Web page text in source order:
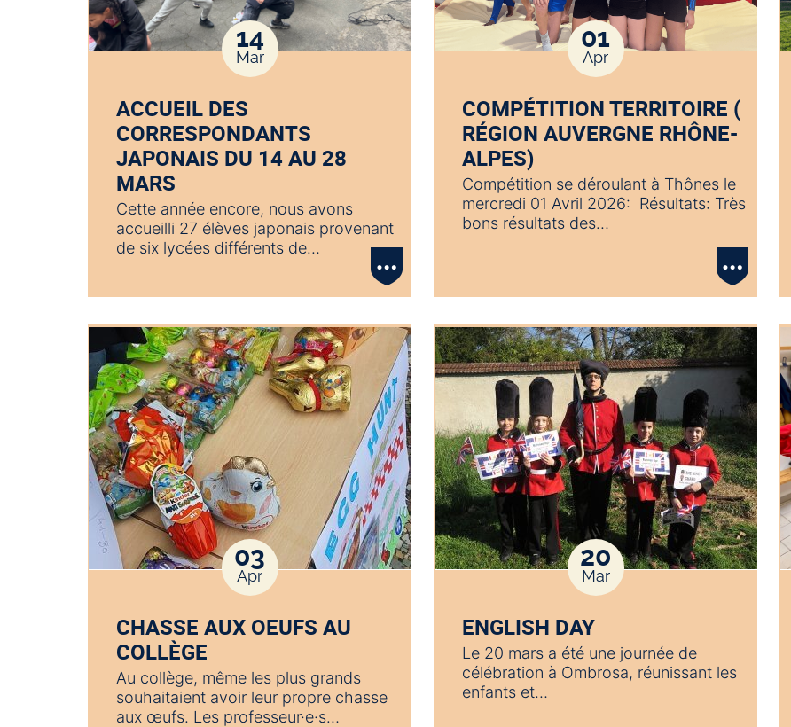
14
Mar
ACCUEIL DES
CORRESPONDANTS
JAPONAIS DU 14 AU 28
MARS
Cette année encore, nous avons
accueilli 27 élèves japonais provenant
de six lycées différents de…
01
Apr
COMPÉTITION TERRITOIRE (
RÉGION AUVERGNE RHÔNE-
ALPES)
Compétition se déroulant à Thônes le
mercredi 01 Avril 2026: Résultats: Très
bons résultats des…
03
Apr
CHASSE AUX OEUFS AU
COLLÈGE
Au collège, même les plus grands
souhaitaient avoir leur propre chasse
aux œufs. Les professeur·e·s…
20
Mar
ENGLISH DAY
Le 20 mars a été une journée de
célébration à Ombrosa, réunissant les
enfants et…